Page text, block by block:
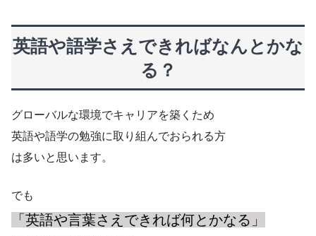
英語や語学さえできればなんとかな
る？
グローバルな環境でキャリアを築くため
英語や語学の勉強に取り組んでおられる方
は多いと思います。
​でも
「英語や言葉さえできれば何とかなる」